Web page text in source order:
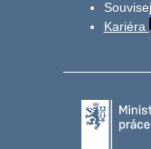
Kariéra